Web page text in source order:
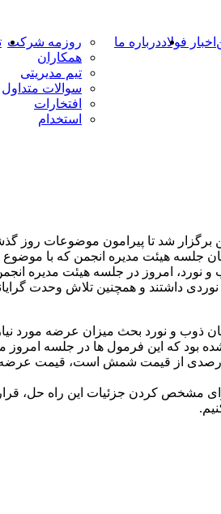
اخبار فولاددرباره ما
روزمه شرکت
همکاران
تیم مدیریتی
سوالات متداول
افتخارات
استخدام
برگزار شد تا پیرامون موضوعات روز
جلسه هیئت مدیره انجمن که با
و نورد، امروز در جلسه هیئت مدیره
داشتند و همچنین تلاش وحدت
ذوب و نورد بحث میزان عرضه مورد
که این فرمول ها در جلسه امروز
درصدی از قیمت شمش است، قیمت
مشخص کردن جزئیات این راه حل،